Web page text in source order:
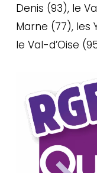
Denis (93), le
Marne (77), les
le Val-d’Oise